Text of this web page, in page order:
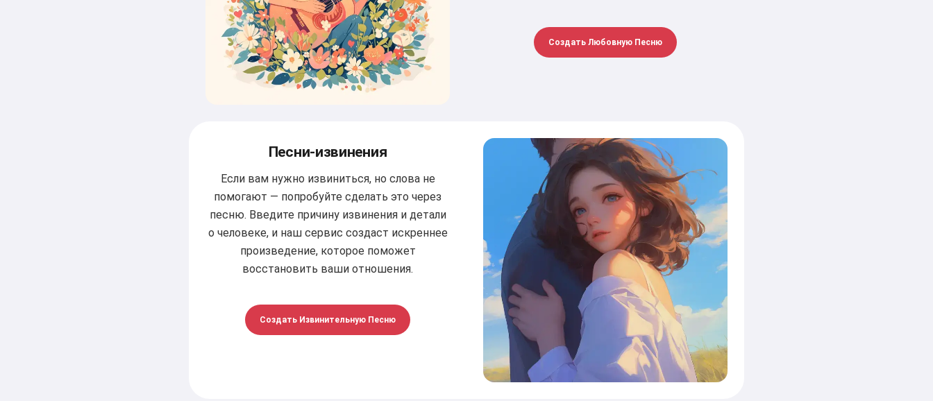
Создать Любовную Песню
Песни-извинения
Если вам нужно извиниться, но слова не
помогают — попробуйте сделать это через
песню. Введите причину извинения и детали
о человеке, и наш сервис создаст искреннее
произведение, которое поможет
восстановить ваши отношения.
Создать Извинительную Песню